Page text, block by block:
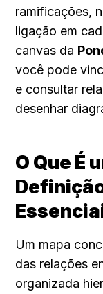
ramificações,
ligação em
canvas da
você pode
e consultar
desenhar
O Que É
Um mapa
das relações
organizada